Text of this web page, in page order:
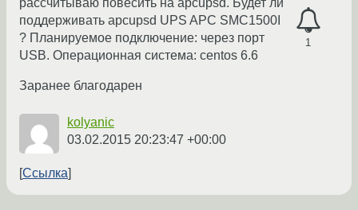
1
рассчитываю повесить на apcupsd. Будет ли
поддерживать apcupsd UPS APC SMC1500I
? Планируемое подключение: через порт
USB. Операционная система: centos 6.6
Заранее благодарен
kolyanic
03.02.2015 20:23:47 +00:00
Ссылка